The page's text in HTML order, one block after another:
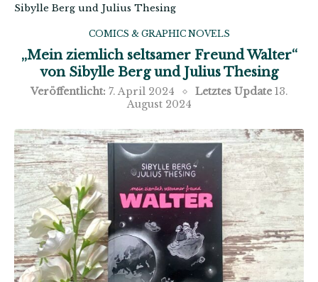
Sibylle Berg und Julius Thesing
COMICS & GRAPHIC NOVELS
„Mein ziemlich seltsamer Freund Walter“
von Sibylle Berg und Julius Thesing
Veröffentlicht: 7. April 2024 Letztes Update 13.
August 2024